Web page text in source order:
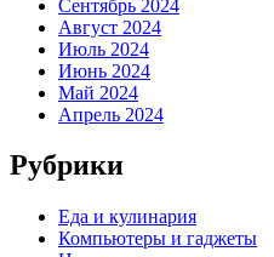
Сентябрь 2024
Август 2024
Июль 2024
Июнь 2024
Май 2024
Апрель 2024
Рубрики
Еда и кулинария
Компьютеры и гаджеты